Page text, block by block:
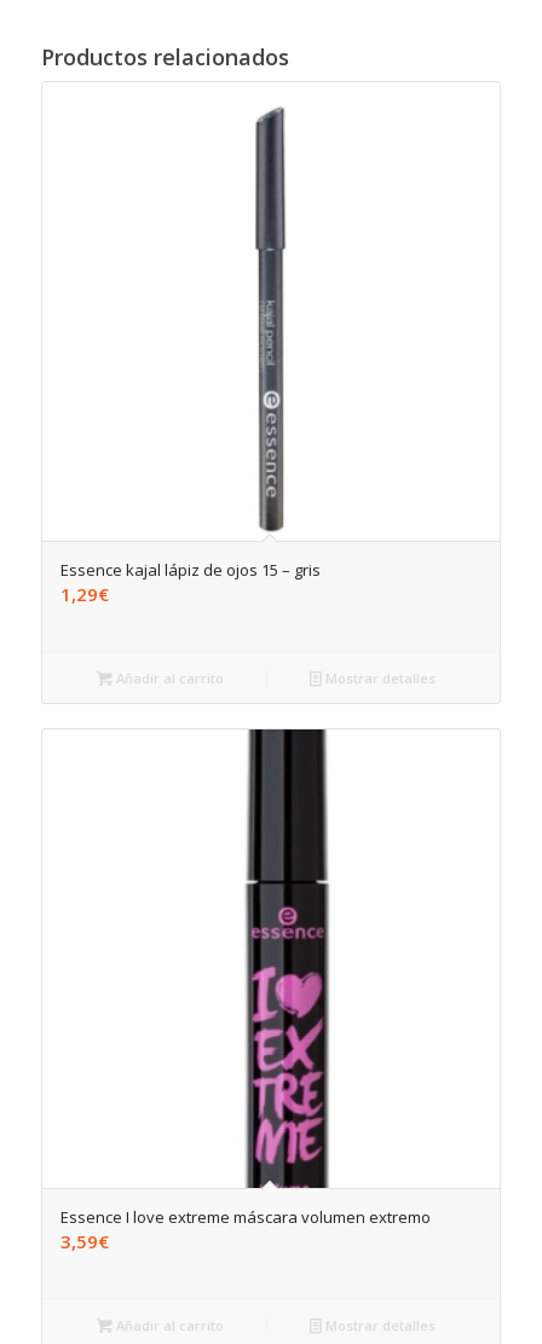
Productos relacionados
Essence kajal lápiz de ojos 15 – gris
1,29€
Añadir al carrito Mostrar detalles
Essence I love extreme máscara volumen extremo
3,59€
Añadir al carrito Mostrar detalles